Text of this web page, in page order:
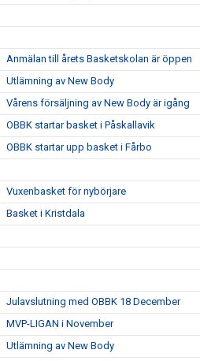
Anmälan till årets Basketskolan är öppen
Utlämning av New Body
Vårens försäljning av New Body är igång
OBBK startar basket i Påskallavik
OBBK startar upp basket i Fårbo
Vuxenbasket för nybörjare
Basket i Kristdala
Julavslutning med OBBK 18 December
MVP-LIGAN i November
Utlämning av New Body